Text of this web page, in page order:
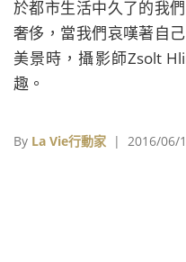
於都市生活中久了的我
奢侈，當我們哀嘆著自
美景時，攝影師Zsolt
趣。
By La Vie行動家 | 2016/06/